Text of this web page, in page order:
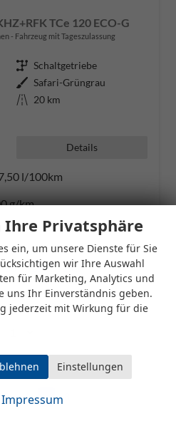
TCe 120 ECO-G
Fahrzeug mit Tageszulassung
Getriebe Schaltgetriebe
Außenfarbe Safari-Grüngrau
Kilometerstand 20 km
Details
l/100km
g/km
50 100 250
3 4 ...
Privatsphäre
ein, um unsere Dienste für Sie
wir Ihre Auswahl
für Marketing, Analytics und
uns Ihr Einverständnis geben.
jederzeit mit Wirkung für die
Einstellungen
Impressum